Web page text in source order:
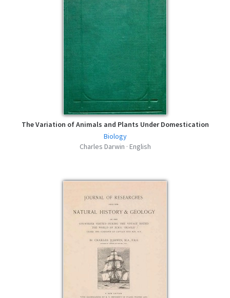
The Variation of Animals and Plants Under Domestication
Biology
Charles Darwin · English